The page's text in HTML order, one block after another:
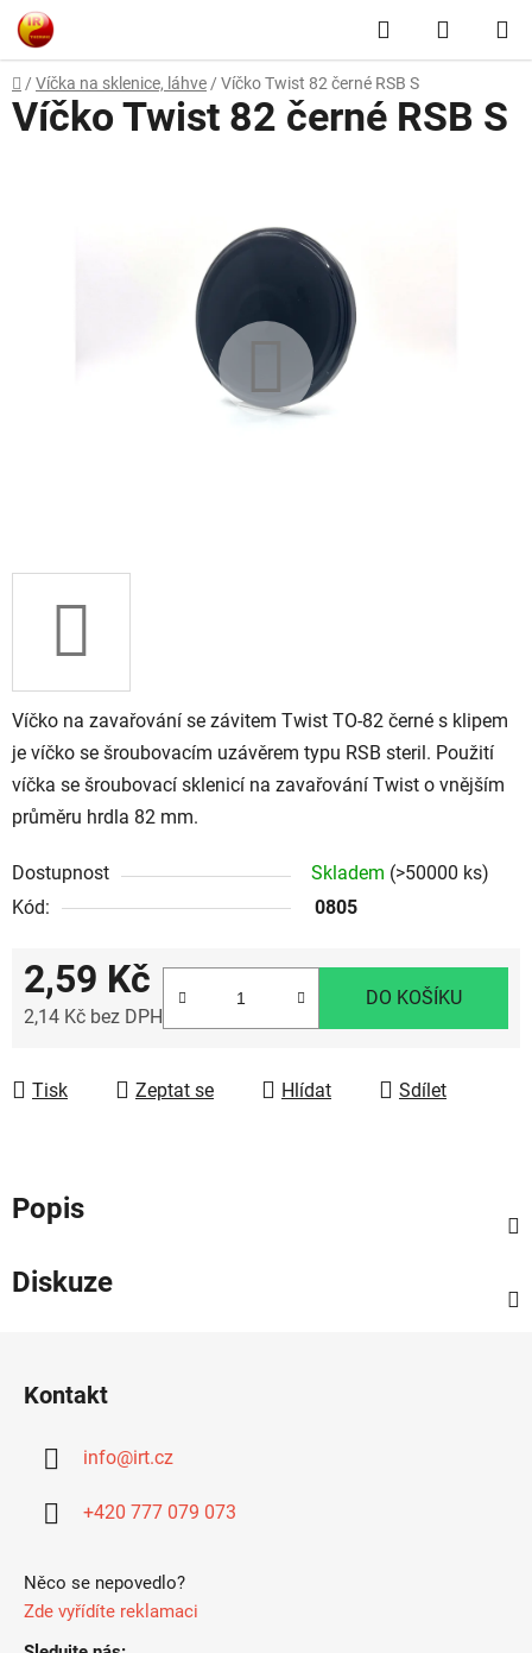
Přejít
na
obsah
Hledat
KOŠÍK
Domů
/ Víčka na sklenice, láhve / Víčko Twist 82 černé RSB S
Víčko na zavařování se závitem Twist TO-82 černé s klipem
je víčko se šroubovacím uzávěrem typu RSB steril. Použití
víčka se šroubovací sklenicí na zavařování Twist o vnějším
průměru hrdla 82 mm.
Dostupnost Skladem (>50000 ks)
Kód:
0805
2,59 Kč
2,14 Kč bez DPH
DO KOŠÍKU
Tisk Zeptat se Hlídat Sdílet
Víčko Twist 82 černé RSB S
Popis
Diskuze
Kontakt
info@irt.cz
+420 777 079 073
Něco se nepovedlo?
Zde vyřídíte reklamaci